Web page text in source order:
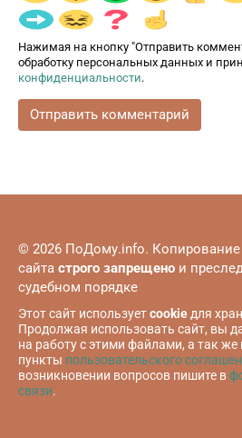
Нажимая на кнопку "Отправить
обработку персональных данных и
конфиденциальности.
© 2026 ПоДому.info.
сайта строго запрещено и
судебном порядке
Этот сайт используетcookie для
Продолжая использовать сайт, вы
на работу с этими файлами, а так же
пункты пользовательского
возникновении вопросов пишите в
связи.